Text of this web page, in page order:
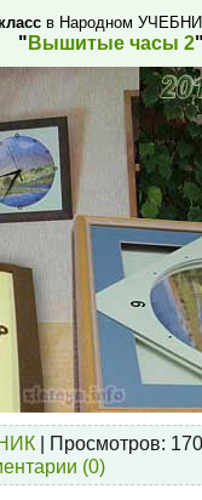
в Народном
" Вышитые часы 2
| Просмотров:
(0)